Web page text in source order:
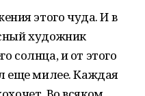
этого чуда. И в
художник
солнца, и от этого
еще милее. Каждая